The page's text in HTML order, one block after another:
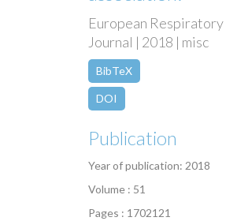
European Respiratory
Journal | 2018 | misc
BibTeX
DOI
Publication
Year of publication: 2018
Volume : 51
Pages : 1702121